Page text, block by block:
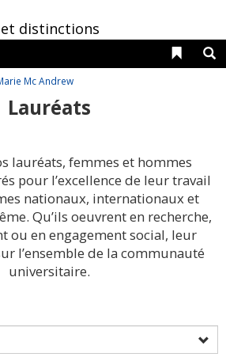
distinctions
Liens
Mc Andrew
Lauréats
lauréats, femmes et hommes
pour l’excellence de leur travail
nationaux, internationaux et
Qu’ils oeuvrent en recherche,
ou en engagement social, leur
l’ensemble de la communauté
universitaire.